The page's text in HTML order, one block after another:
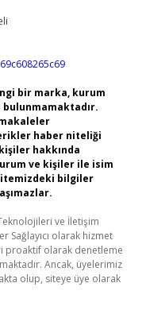
bir marka, kurum
bulunmamaktadır.
makaleler
haber niteliği
hakkında
ve kişiler ile isim
bilgiler
ve İletişim
Sağlayıcı olarak hizmet
proaktif olarak denetleme
Ancak, üyelerimiz
olup, siteye üye olarak